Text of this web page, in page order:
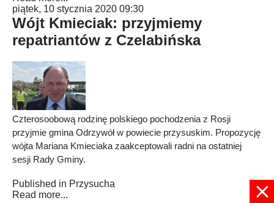
piątek, 10 stycznia 2020 09:30
Wójt Kmieciak: przyjmiemy
repatriantów z Czelabińska
Czterosoobową rodzinę polskiego pochodzenia z Rosji
przyjmie gmina Odrzywół w powiecie przysuskim. Propozycję
wójta Mariana Kmieciaka zaakceptowali radni na ostatniej
sesji Rady Gminy.
Published in Przysucha
Read more...